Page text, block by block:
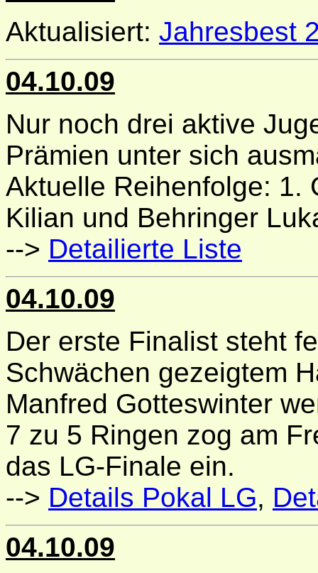
Aktualisiert: Jahresbest
04.10.09
Nur noch drei aktive
Prämien unter sich
Aktuelle Reihenfolge: 1.
Kilian und Behringer
--> Detailierte Liste
04.10.09
Der erste Finalist steht
Schwächen gezeigtem
Manfred Gotteswinter
7 zu 5 Ringen zog am
das LG-Finale ein.
--> Details Pokal LG,
04.10.09